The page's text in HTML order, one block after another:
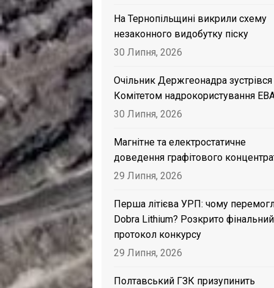
На Тернопільщині викрили схему
незаконного видобутку піску
30 Липня, 2026
Очільник Держгеонадра зустрівся
Комітетом надрокористування
30 Липня, 2026
Магнітне та електростатичне
доведення графітового
29 Липня, 2026
Перша літієва УРП: чому
Dobra Lithium? Розкрито фінальний
протокол конкурсу
29 Липня, 2026
Полтавський ГЗК призупинить